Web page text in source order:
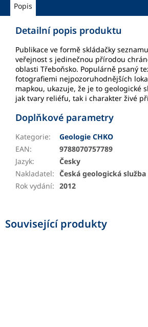
Související produkty
Popis
Detailní popis produktu
Publikace ve formě skládačky
veřejnost s jedinečnou přírodou
oblasti Třeboňsko. Populárně psaný
fotografiemi nejpozoruhodnějších
mapkou, ukazuje, že je to geologické
jak tvary reliéfu, tak i charakter živé
Doplňkové parametry
Kategorie:
Geologie CHKO
EAN:
9788070757789
Jazyk:
Česky
Nakladatel: Česká geologická služba
Rok vydání: 2012